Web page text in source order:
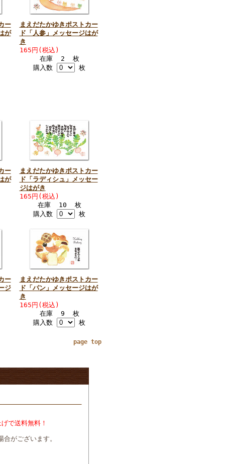
ー
が
まえだたかゆきポストカー
ド「人参」メッセージはが
き
165円(税込)
在庫 2 枚
購入数
枚
ー
が
まえだたかゆきポストカー
ド「ラディシュ」メッセー
ジはがき
165円(税込)
在庫 10 枚
購入数
枚
ー
ジ
まえだたかゆきポストカー
ド「パン」メッセージはが
き
165円(税込)
在庫 9 枚
購入数
枚
page top
で送料無料！
がございます。